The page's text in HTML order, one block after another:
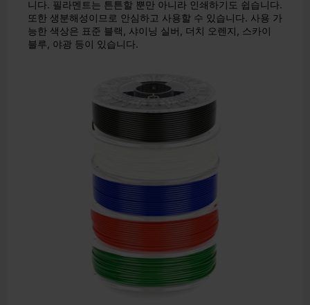
니다. 필라멘트는 튼튼할 뿐만 아니라 인쇄하기도 쉽습니다.
또한 생분해성이므로 안심하고 사용할 수 있습니다. 사용 가
능한 색상은 표준 블랙, 샤이닝 실버, 더치 오렌지, 스카이
블루, 야광 등이 있습니다.